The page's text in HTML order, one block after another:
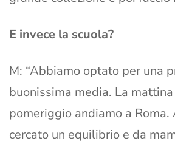
E invece la scuola?
M: “Abbiamo optato per una
buonissima media. La
pomeriggio andiamo a
cercato un equilibrio e da